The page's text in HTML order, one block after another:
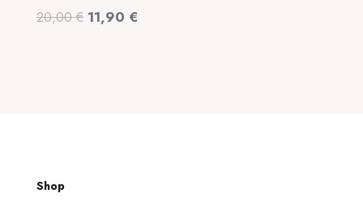
20,00€ Original
11,90 €
Shop